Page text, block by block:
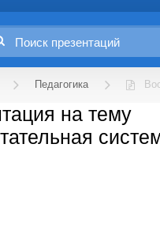
Педагогика
на тему